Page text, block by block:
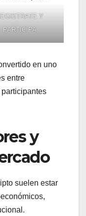
Y
PARTICIPA
en uno
entre
y
suelen estar